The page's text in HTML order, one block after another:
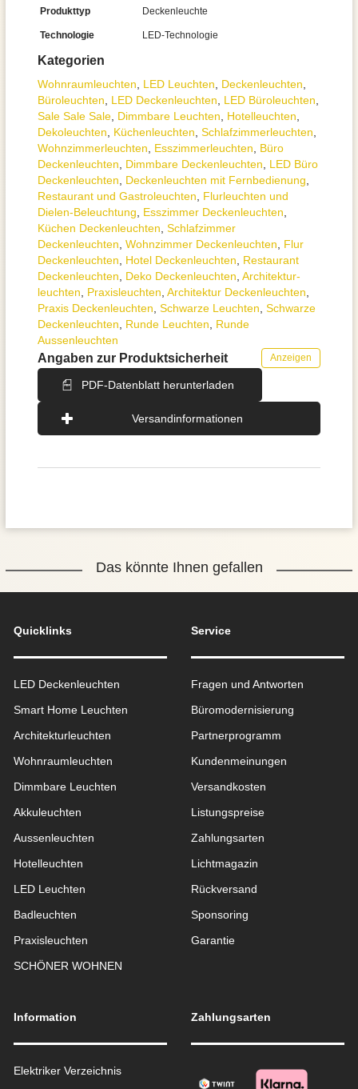
Kategorien
Wohnraum­leuchten LED Leuchten Decken­leuchten
Büroleuchten
LED Deckenleuchten LED Büroleuchten
Sale Sale Sale Dimmbare Leuchten Hotelleuchten
Dekoleuchten
Küchenleuchten Schlafzimmer­leuchten
Wohnzimmer­leuchten
Esszimmer­­leuchten
Büro
Deckenleuchten
Dimmbare Deckenleuchten
LED Büro
Deckenleuchten
Deckenleuchten mit Fernbedienung
Restaurant und Gastroleuchten
Flurleuchten und
Dielen-Beleuchtung
Esszimmer Deckenleuchten
Küchen Deckenleuchten Schlafzimmer
Deckenleuchten Wohnzimmer Deckenleuchten
Flur
Deckenleuchten
Hotel Deckenleuchten
Restaurant
Deckenleuchten
Deko Deckenleuchten Architektur­
leuchten
Praxisleuchten Architektur Deckenleuchten
Praxis Deckenleuchten Schwarze Leuchten Schwarze
Deckenleuchten
Runde Leuchten
Runde
Aussenleuchten
Angaben zur Produktsicherheit Anzeigen
PDF-Datenblatt herunterladen
Versandinformationen
Produkttyp Deckenleuchte
Technologie LED-Technologie
Das könnte Ihnen gefallen
Quicklinks
LED Deckenleuchten
Smart Home Leuchten
Architekturleuchten
Wohnraum­leuchten
Dimmbare Leuchten
Akkuleuchten
Aussen­leuchten
Hotelleuchten
LED Leuchten
Badleuchten
Praxisleuchten
SCHÖNER WOHNEN
Service
Fragen und Antworten
Büromodernisierung
Partnerprogramm
Kundenmeinungen
Versandkosten
Listungspreise
Zahlungsarten
Lichtmagazin
Rückversand
Sponsoring
Garantie
Information
Elektriker Verzeichnis
Zahlungsarten